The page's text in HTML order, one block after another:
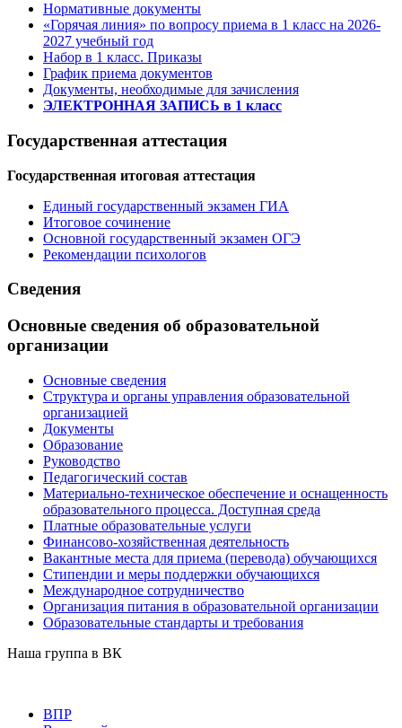
Нормативные документы
«Горячая линия» по вопросу приема в 1 класс на 2026-
2027 учебный год
Набор в 1 класс. Приказы
График приема документов
Документы, необходимые для зачисления
ЭЛЕКТРОННАЯ ЗАПИСЬ в 1 класс
Государственная аттестация
Государственная итоговая аттестация
Единый государственный экзамен ГИА
Итоговое сочинение
Основной государственный экзамен ОГЭ
Рекомендации психологов
Сведения
Основные сведения об образовательной
организации
Основные сведения
Структура и органы управления образовательной
организацией
Документы
Образование
Руководство
Педагогический состав
Материально-техническое обеспечение и оснащенность
образовательного процесса. Доступная среда
Платные образовательные услуги
Финансово-хозяйственная деятельность
Вакантные места для приема (перевода) обучающихся
Стипендии и меры поддержки обучающихся
Международное сотрудничество
Организация питания в образовательной организации
Образовательные стандарты и требования
Наша группа в ВК
ВПР